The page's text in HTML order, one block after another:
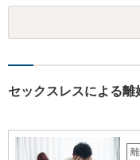
す。 ・不倫女に内容証明
でできるのか？） →離婚
対応しています。 なお、
婚調停となった場合の継
している弁護士もいます
るかは各弁護士次第によ
セックスレスによる